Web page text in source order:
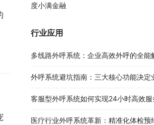
度小满金融
行业应用
多线路外呼系统：企业高效外呼的全能
外呼系统避坑指南：三大核心功能决定
客服型外呼系统如何实现24小时高效服
医疗行业外呼系统革新：精准化体检预